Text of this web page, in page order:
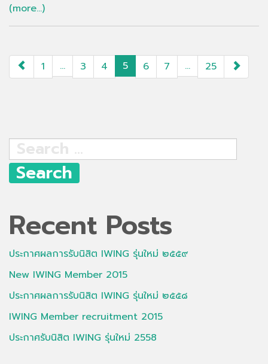
(more…)
paging-
navigation
1 … 3 4 5 6 7 … 25
Search
for:
Recent Posts
ประกาศผลการรับนิสิต IWING รุ่นใหม่ ๒๕๕๙
New IWING Member 2015
ประกาศผลการรับนิสิต IWING รุ่นใหม่ ๒๕๕๘
IWING Member recruitment 2015
ประกาศรับนิสิต IWING รุ่นใหม่ 2558